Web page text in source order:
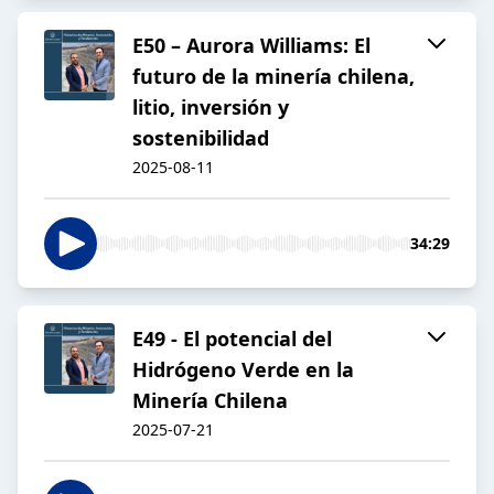
E50 – Aurora Williams: El
futuro de la minería chilena,
litio, inversión y
sostenibilidad
2025-08-11
34:29
E49 - El potencial del
Hidrógeno Verde en la
Minería Chilena
2025-07-21